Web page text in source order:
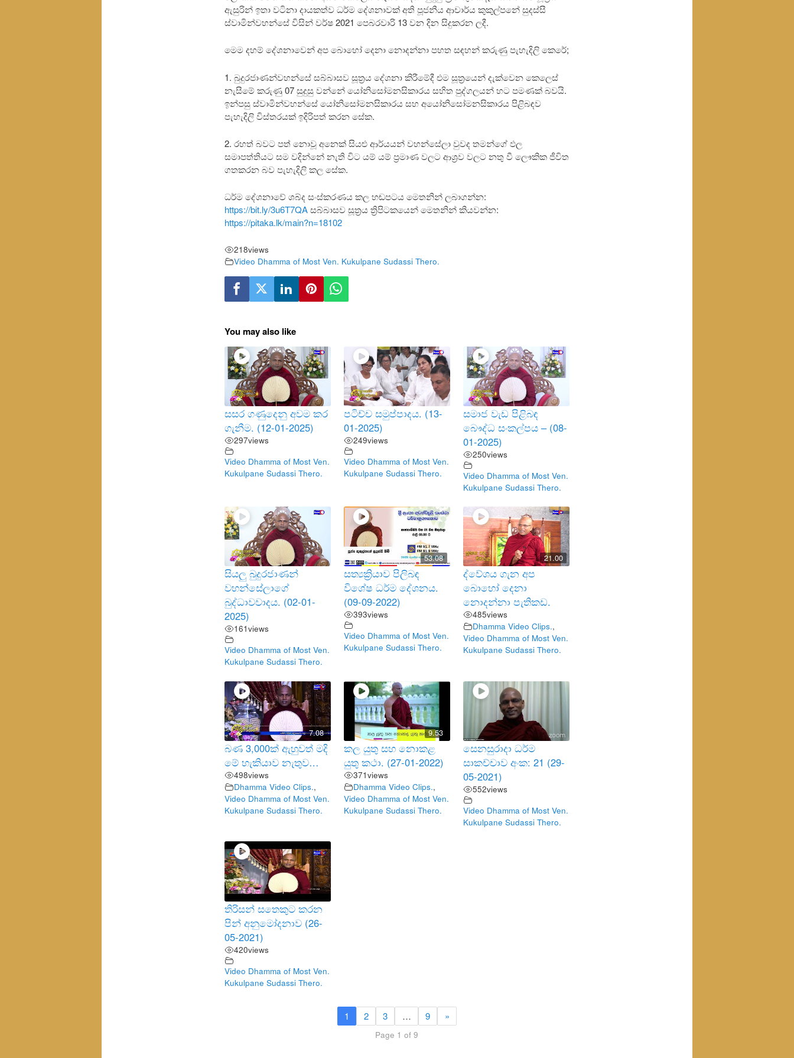
ඇසුරින් ඉතා වටිනා දායකත්ව ධර්ම දේශනාවක් අති පූජනීය ආචාර්ය කුකුල්පනේ සුදස්සී
ස්වාමින්වහන්සේ විසින් වර්ෂ 2021 පෙබරවාරි 13 වන දින සිදුකරන ලදී.
මෙම දහම් දේශනාවෙන් අප බොහෝ දෙනා නොදන්නා පහත සඳහන් කරුණු පැහැදිලි කෙරේ;
1. බුදුරජාණන්වහන්සේ සබ්බාසව සූත්‍රය දේශනා කිරීමේදී එම සූත්‍රයෙන් දැක්වෙන කෙලෙස්
නැසීමේ කරුණු 07 සුදුසු වන්නේ යෝනිසෝමනසිකාරය සහිත පුද්ගලයන් හට පමණක් බවයි.
ඉන්පසු ස්වාමින්වහන්සේ යෝනිසෝමනසිකාරය සහ අයෝනිසෝමනසිකාරය පිළිබඳව
පැහැදිලි විස්තරයක් ඉදිරිපත් කරන සේක.
2. රහත් බවට පත් නොවූ අනෙක් සියළු ආර්යයන් වහන්සේලා වුවද තමන්ගේ ඵල
සමාපත්තියට සම වදින්නේ නැති විට යම් යම් ප්‍රමාණ වලට ආශ්‍රව වලට නතු වී ලෞකික ජීවිත
ගතකරන බව පැහැදිලි කල සේක.
ධර්ම දේශනාවේ ශබ්ද සංස්කරණය කල හඬපටය මෙතනින් ලබාගන්න:
https://bit.ly/3u6T7QAසබ්බාසව සූත්‍රය ත්‍රිපිටකයෙන් මෙතනින් කියවන්න:
https://pitaka.lk/main?n=18102
218views
Video Dhamma of Most Ven. Kukulpane Sudassi Thero.
You may also like
සසර ගණුදෙනු අවම කර
ගැනීම. (12-01-2025)
297views
Video Dhamma of Most Ven.
Kukulpane Sudassi Thero.
පටිච්ච සමුප්පාදය. (13-
01-2025)
249views
Video Dhamma of Most Ven.
Kukulpane Sudassi Thero.
සමාජ වැඩ පිළිබඳ
බෞද්ධ සංකල්පය – (08-
01-2025)
250views
Video Dhamma of Most Ven.
Kukulpane Sudassi Thero.
සියලු බුදුරජාණන්
වහන්සේලාගේ
බුද්ධාවවාදය. (02-01-
2025)
161views
Video Dhamma of Most Ven.
Kukulpane Sudassi Thero.
53.08
සත්‍යක්‍රියාව පිලිබඳ
විශේෂ ධර්ම දේශනය.
(09-09-2022)
393views
Video Dhamma of Most Ven.
Kukulpane Sudassi Thero.
21.00
ද්වේශය ගැන අප
බොහෝ දෙනා
නොදන්නා පැතිකඩ.
485views
Dhamma Video Clips.,
Video Dhamma of Most Ven.
Kukulpane Sudassi Thero.
7.08
බණ 3,000ක් ඇහුවත් මදි
මේ හැකියාව නැතුව…
498views
Dhamma Video Clips.,
Video Dhamma of Most Ven.
Kukulpane Sudassi Thero.
9.53
කල යුතු සහ නොකළ
යුතු කථා. (27-01-2022)
371views
Dhamma Video Clips.,
Video Dhamma of Most Ven.
Kukulpane Sudassi Thero.
සෙනසුරාදා ධර්ම
සාකච්චාව අංක: 21 (29-
05-2021)
552views
Video Dhamma of Most Ven.
Kukulpane Sudassi Thero.
තිරිසන් සතෙකුට කරන
පින් අනුමෝදනාව (26-
05-2021)
420views
Video Dhamma of Most Ven.
Kukulpane Sudassi Thero.
1 2 3 … 9 »
Page 1 of 9